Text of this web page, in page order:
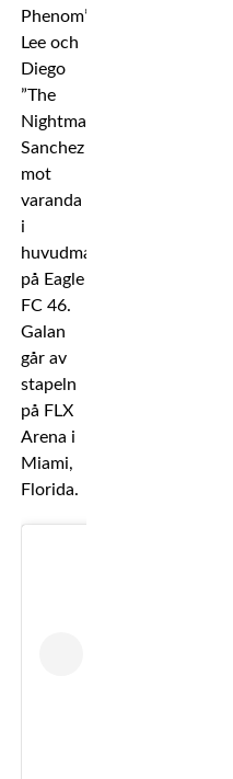
Phenom”
Lee och
Diego
”The
Nightmare”
Sanchez
mot
varanda
i
huvudmatchen
på Eagle
FC 46.
Galan
går av
stapeln
på FLX
Arena i
Miami,
Florida.